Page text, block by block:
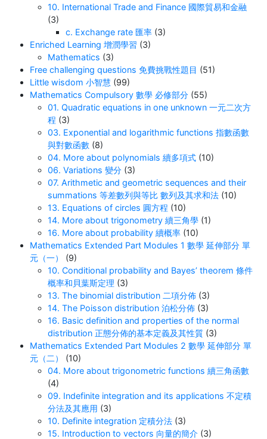
10. International Trade and Finance 國際貿易和金融
(3)
c. Exchange rate 匯率 (3)
Enriched Learning 增潤學習 (3)
Mathematics (3)
Free challenging questions 免費挑戰性題目 (51)
Little wisdom 小智慧 (99)
Mathematics Compulsory 數學 必修部分 (55)
01. Quadratic equations in one unknown 一元二次方
程 (3)
03. Exponential and logarithmic functions 指數函數
與對數函數 (8)
04. More about polynomials 續多項式 (10)
06. Variations 變分 (3)
07. Arithmetic and geometric sequences and their
summations 等差數列與等比 數列及其求和法 (10)
13. Equations of circles 圓方程 (10)
14. More about trigonometry 續三角學 (1)
16. More about probability 續概率 (10)
Mathematics Extended Part Modules 1 數學 延伸部分 單
元（一）
(9)
10. Conditional probability and Bayes’ theorem 條件
概率和貝葉斯定理 (3)
13. The binomial distribution 二項分佈 (3)
14. The Poisson distribution 泊松分佈 (3)
16. Basic definition and properties of the normal
distribution 正態分佈的基本定義及其性質 (3)
Mathematics Extended Part Modules 2 數學 延伸部分 單
元（二）
(10)
04. More about trigonometric functions 續三角函數
(4)
09. Indefinite integration and its applications 不定積
分法及其應用 (3)
10. Definite integration 定積分法 (3)
15. Introduction to vectors 向量的簡介 (3)